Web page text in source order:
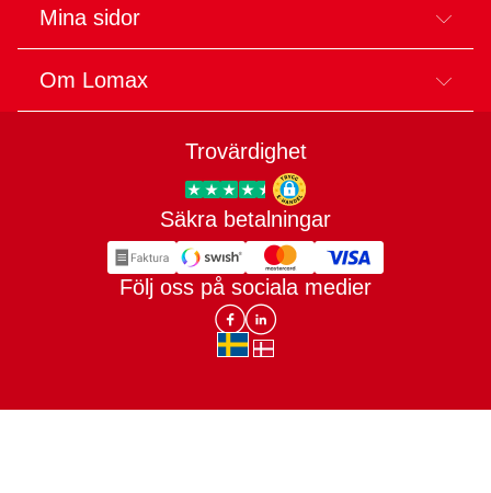
Mina sidor
Om Lomax
Trovärdighet
Trygg E-handel
Säkra betalningar
Följ oss på sociala medier
Lomax DK Facebook
Lomax SE LinkIn
sv-SEda-DK